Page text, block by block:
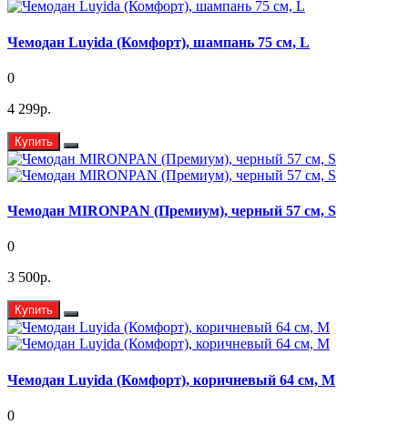
Чемодан Luyida (Комфорт), шампань 75 см, L
0
4 299р.
Купить
Чемодан MIRONPAN (Премиум), черный 57 см, S
0
3 500р.
Купить
Чемодан Luyida (Комфорт), коричневый 64 см, M
0